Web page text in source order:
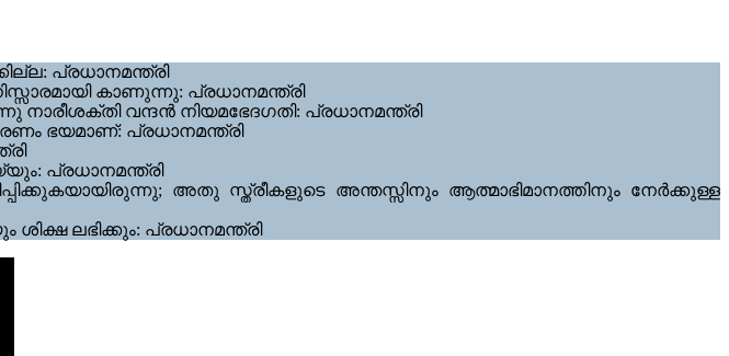
പ്രധാനമന്ത്രി
കാണുന്നു: പ്രധാനമന്ത്രി​
നാരീശക്തി വന്ദൻ നിയമഭേദഗതി: പ്രധാനമന്ത്രി
ഭയമാണ്: പ്രധാനമന്ത്രി
പ്രധാനമന്ത്രി
അതു സ്ത്രീകളുടെ അന്തസ്സിനും ആത്മാഭിമാനത്തിനും നേർക്കുള്ള
ലഭിക്കും: പ്രധാനമന്ത്രി